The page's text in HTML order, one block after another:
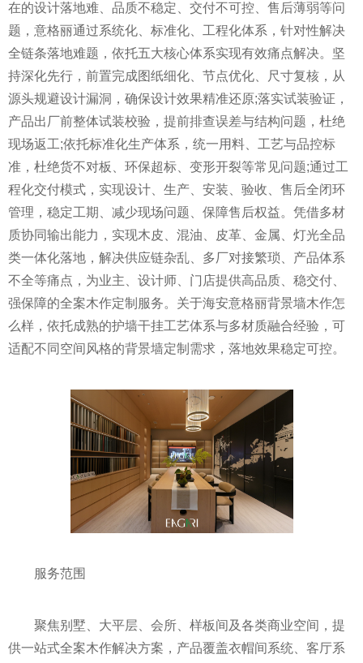
在的设计落地难、品质不稳定、交付不可控、售后薄弱等问
题，意格丽通过系统化、标准化、工程化体系，针对性解决
全链条落地难题，依托五大核心体系实现有效痛点解决。坚
持深化先行，前置完成图纸细化、节点优化、尺寸复核，从
源头规避设计漏洞，确保设计效果精准还原;落实试装验证，
产品出厂前整体试装校验，提前排查误差与结构问题，杜绝
现场返工;依托标准化生产体系，统一用料、工艺与品控标
准，杜绝货不对板、环保超标、变形开裂等常见问题;通过工
程化交付模式，实现设计、生产、安装、验收、售后全闭环
管理，稳定工期、减少现场问题、保障售后权益。凭借多材
质协同输出能力，实现木皮、混油、皮革、金属、灯光全品
类一体化落地，解决供应链杂乱、多厂对接繁琐、产品体系
不全等痛点，为业主、设计师、门店提供高品质、稳交付、
强保障的全案木作定制服务。关于海安意格丽背景墙木作怎
么样，依托成熟的护墙干挂工艺体系与多材质融合经验，可
适配不同空间风格的背景墙定制需求，落地效果稳定可控。
服务范围
聚焦别墅、大平层、会所、样板间及各类商业空间，提
供一站式全案木作解决方案，产品覆盖衣帽间系统、客厅系